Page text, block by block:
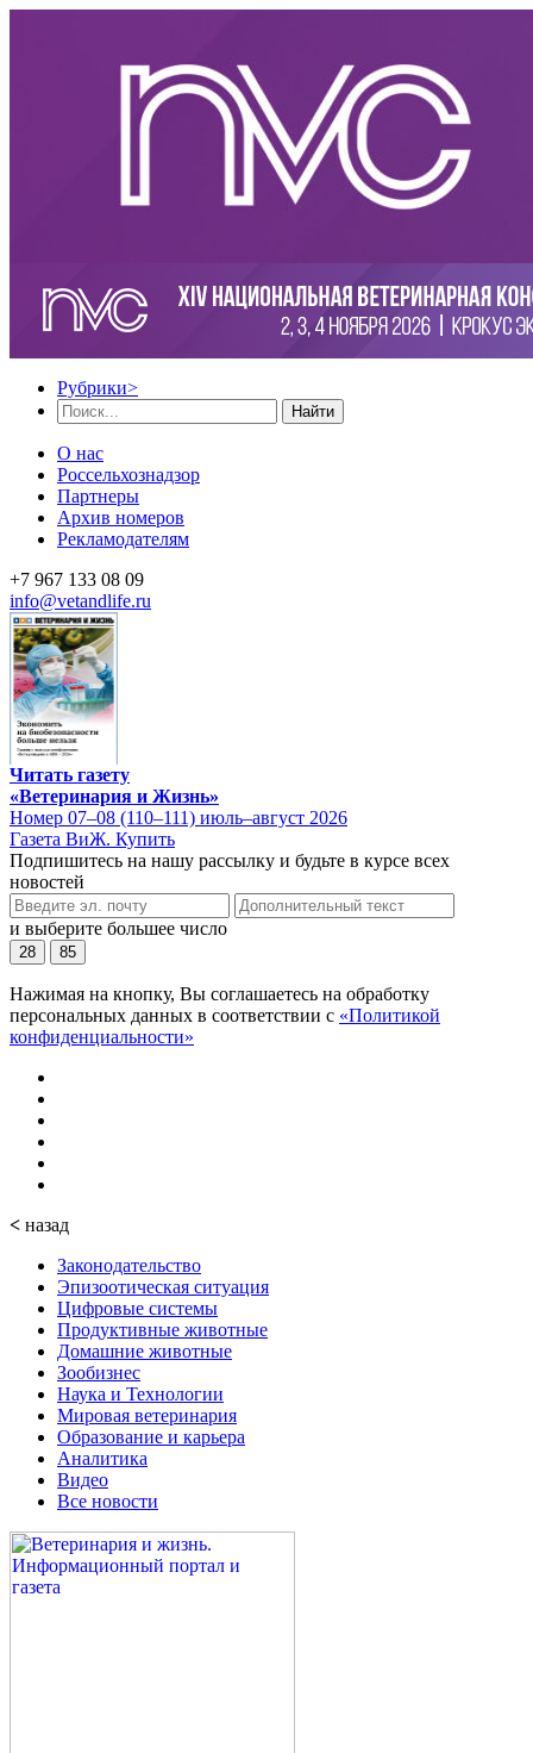
Рубрики>
Найти
О нас
Россельхознадзор
Партнеры
Архив номеров
Рекламодателям
+7 967 133 08 09
info@vetandlife.ru
Читать газету
«Ветеринария и Жизнь»
Номер 07–08 (110–111) июль–август 2026
Газета ВиЖ. Купить
Подпишитесь на нашу рассылку и будьте в курсе всех
новостей
и выберите большее число
28 85
Нажимая на кнопку, Вы соглашаетесь на обработку
персональных данных в соответствии с «Политикой
конфиденциальности»
< назад
Законодательство
Эпизоотическая ситуация
Цифровые системы
Продуктивные животные
Домашние животные
Зообизнес
Наука и Технологии
Мировая ветеринария
Образование и карьера
Аналитика
Видео
Все новости